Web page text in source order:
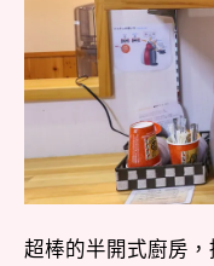
超棒的半開式廚房